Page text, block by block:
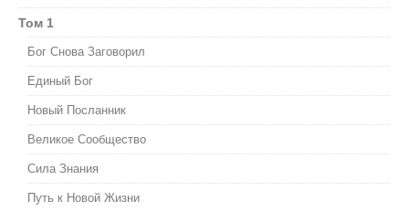
Том 1
Бог Снова Заговорил
Единый Бог
Новый Посланник
Великое Сообщество
Сила Знания
Путь к Новой Жизни